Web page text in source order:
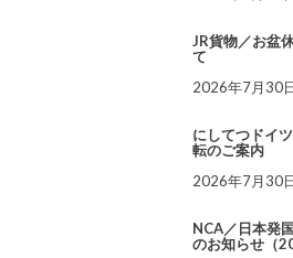
JR貨物／お盆
て
2026年7月30
にしてつドイ
転のご案内
2026年7月30
NCA／日本発
のお知らせ（